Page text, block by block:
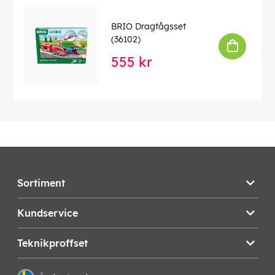
BRIO Dragtågsset
(36102)
555 kr
Sortiment
Kundservice
Teknikproffset